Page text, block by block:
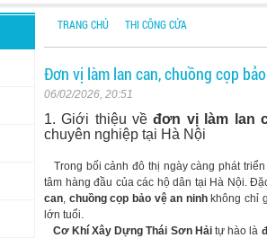
TRANG CHỦ THI CÔNG CỬA
Đơn vị làm lan can, chuồng cọp
06/02/2026, 20:51
1. Giới thiệu vềđơn vị làm lan
chuyên nghiệp tại Hà Nội
Trong bối cảnh đô thị ngày càng phát
tâm hàng đầu của các hộ dân tại Hà Nội.
can, chuồng cọp bảo vệ an ninhkhông chỉ
lớn tuổi.
Cơ Khí Xây Dựng Thái Sơn Hảitự hào là